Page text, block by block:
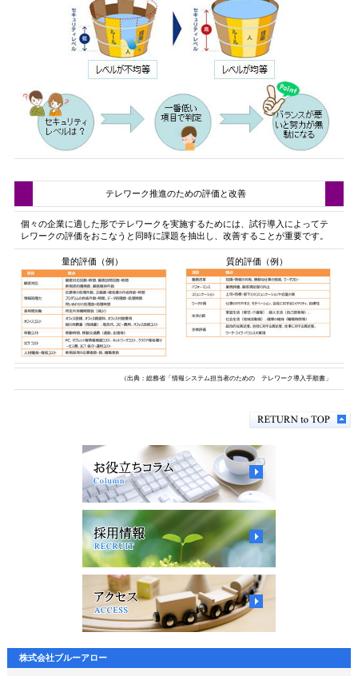
テレワーク推進のための評価と改善
個々の企業に適した形でテレワークを実施するためには、試行導入によってテ
レワークの評価をおこなうと同時に課題を抽出し、改善することが重要です。
量的評価（例） 質的評価（例）
（出典：総務省「情報システム担当者のための テレワーク導入手順書」
株式会社ブルーアロー